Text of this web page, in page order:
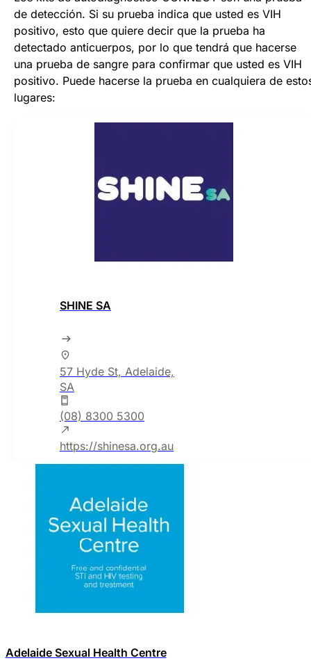
de detección. Si su prueba indica que usted es VIH
positivo, esto que quiere decir que la prueba ha
detectado anticuerpos, por lo que tendrá que hacerse
una prueba de sangre para confirmar que usted es VIH
positivo. Puede hacerse la prueba en cualquiera de
lugares:
SHINE SA
57 Hyde St, Adelaide,
SA
(08) 8300 5300
https://shinesa.org.au
Adelaide Sexual Health Centre